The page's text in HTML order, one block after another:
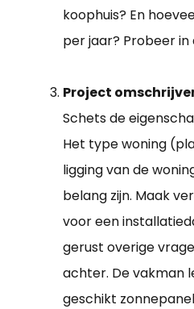
koophuis? En
per jaar? Probeer
Project
Schets de
Het type woning
ligging van de
belang zijn. Maak
voor een
gerust overige
achter. De vakman
geschikt